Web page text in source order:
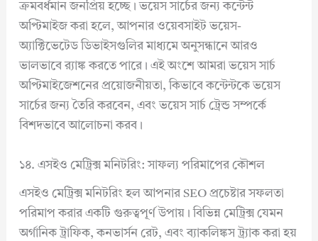
ক্রমবর্ধমান জনপ্রিয় হচ্ছে। ভয়েস সার্চের জন্য কন্টেন্ট
অপ্টিমাইজ করা হলে, আপনার ওয়েবসাইট ভয়েস-
অ্যাক্টিভেটেড ডিভাইসগুলির মাধ্যমে অনুসন্ধানে আরও
ভালভাবে র‍্যাঙ্ক করতে পারে। এই অংশে আমরা ভয়েস সার্চ
অপ্টিমাইজেশনের প্রয়োজনীয়তা, কিভাবে কন্টেন্টকে ভয়েস
সার্চের জন্য তৈরি করবেন, এবং ভয়েস সার্চ ট্রেন্ড সম্পর্কে
বিশদভাবে আলোচনা করব।
১৪. এসইও মেট্রিক্স মনিটরিং: সাফল্য পরিমাপের কৌশল
এসইও মেট্রিক্স মনিটরিং হল আপনার SEO প্রচেষ্টার সফলতা
পরিমাপ করার একটি গুরুত্বপূর্ণ উপায়। বিভিন্ন মেট্রিক্স যেমন
অর্গানিক ট্রাফিক, কনভার্সন রেট, এবং ব্যাকলিঙ্কস ট্র্যাক করা হয়